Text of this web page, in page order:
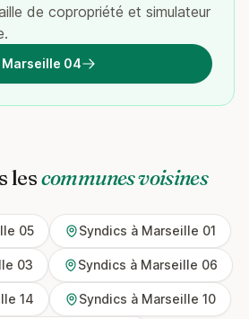
de copropriété et simulateur
04
lescommunes voisines
05 Syndics à Marseille 01
03 Syndics à Marseille 06
14 Syndics à Marseille 10